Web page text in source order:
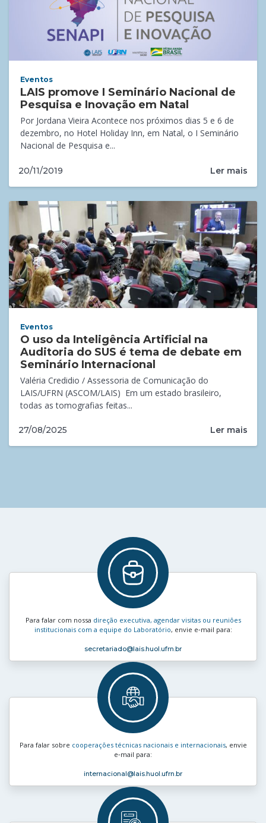
Eventos
LAIS promove I Seminário Nacional de
Pesquisa e Inovação em Natal
Por Jordana Vieira Acontece nos próximos dias 5 e 6 de
dezembro, no Hotel Holiday Inn, em Natal, o I Seminário
Nacional de Pesquisa e...
20/11/2019 Ler mais
Eventos
O uso da Inteligência Artificial na
Auditoria do SUS é tema de debate em
Seminário Internacional
Valéria Credidio / Assessoria de Comunicação do
LAIS/UFRN (ASCOM/LAIS) Em um estado brasileiro,
todas as tomografias feitas...
27/08/2025 Ler mais
Para falar com nossa direção executiva, agendar visitas ou reuniões
institucionais com a equipe do Laboratório, envie e‑mail para:
secretariado@lais.huol.ufrn.br
Para falar sobre cooperações técnicas nacionais e internacionais, envie
e‑mail para:
internacional@lais.huol.ufrn.br